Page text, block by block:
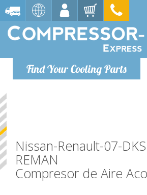
Find Your Cooling Parts
Nissan-Renault-07-
REMAN
Compresor de Aire